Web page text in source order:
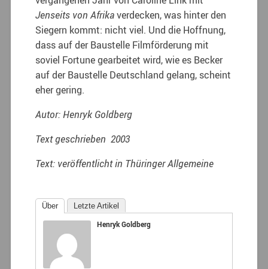
Jenseits von Afrikaverdecken, was hinter den
Siegern kommt: nicht viel. Und die Hoffnung,
dass auf der Baustelle Filmförderung mit
soviel Fortune gearbeitet wird, wie es Becker
auf der Baustelle Deutschland gelang, scheint
eher gering.
Autor: Henryk Goldberg
Text geschrieben 2003
Text: veröffentlicht in Thüringer Allgemeine
Über Letzte Artikel
Henryk Goldberg